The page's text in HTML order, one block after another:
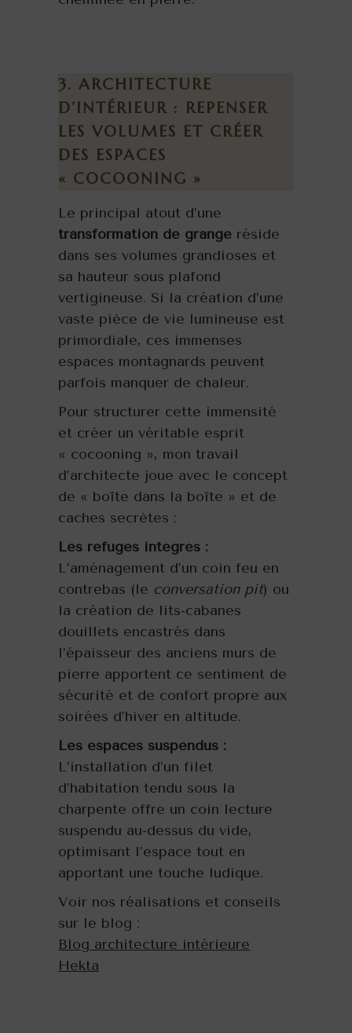
3. ARCHITECTURE
D’INTÉRIEUR : REPENSER
LES VOLUMES ET CRÉER
DES ESPACES
« COCOONING »
Le principal atout d’une
transformation de grange réside
dans ses volumes grandioses et
sa hauteur sous plafond
vertigineuse. Si la création d’une
vaste pièce de vie lumineuse est
primordiale, ces immenses
espaces montagnards peuvent
parfois manquer de chaleur.
Pour structurer cette immensité
et créer un véritable esprit
« cocooning », mon travail
d’architecte joue avec le concept
de « boîte dans la boîte » et de
caches secrètes :
Les refuges intégrés :
L’aménagement d’un coin feu en
contrebas (le conversation pit) ou
la création de lits-cabanes
douillets encastrés dans
l’épaisseur des anciens murs de
pierre apportent ce sentiment de
sécurité et de confort propre aux
soirées d’hiver en altitude.
Les espaces suspendus :
L’installation d’un filet
d’habitation tendu sous la
charpente offre un coin lecture
suspendu au-dessus du vide,
optimisant l’espace tout en
apportant une touche ludique.
Voir nos réalisations et conseils
sur le blog :
Blog architecture intérieure
Hekta